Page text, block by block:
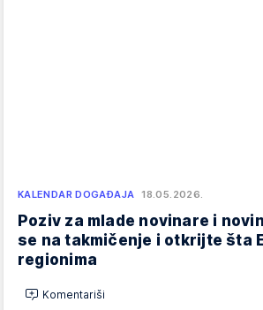
KALENDAR DOGAĐAJA 18.05.2026.
Poziv za mlade novinare i
se na takmičenje i otkrijte šta
regionima
Komentariši